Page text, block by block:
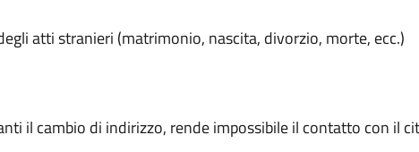
atti stranieri (matrimonio, nascita, divorzio, morte, ecc.)
il cambio di indirizzo, rende impossibile il contatto con il